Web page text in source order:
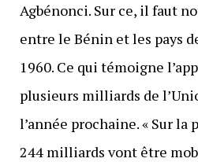
Agbénonci. Sur ce, il faut
entre le Bénin et les pays
1960. Ce qui témoigne
plusieurs milliards de
l’année prochaine. « Sur la
244 milliards vont être